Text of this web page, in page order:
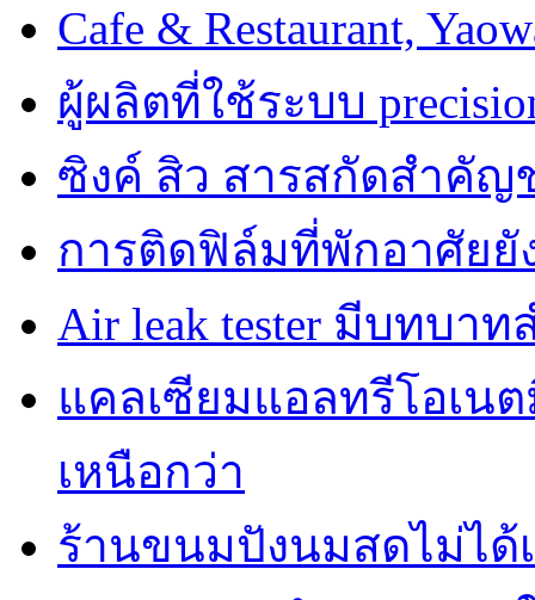
Cafe & Restaurant,
ผู้ผลิตที่ใช้ระบบ
ซิงค์ สิว สารสกัดสำคัญ
การติดฟิล์มที่พักอาศัยยั
Air leak tester มีบทบ
แคลเซียมแอลทรีโอเ
เหนือกว่า
ร้านขนมปังนมสดไม่ได้